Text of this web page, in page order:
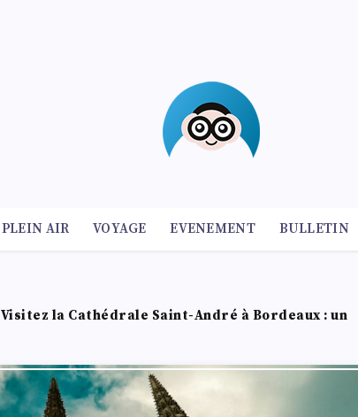
PLEIN AIR VOYAGE EVENEMENT BULLETIN
Visitez la Cathédrale Saint-André à Bordeaux : un